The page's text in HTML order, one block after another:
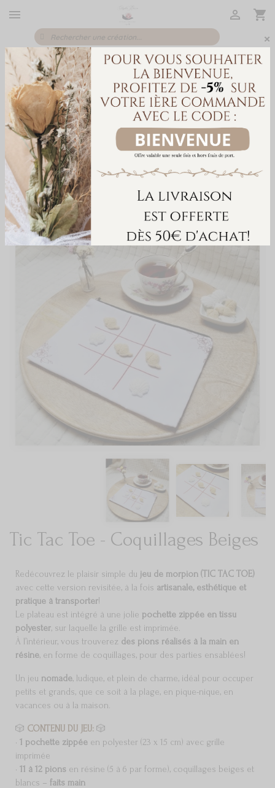
 

Tic Tac Toe - Coquillages Beiges
Redécouvrez le plaisir simple du jeu de morpion (TIC TAC TOE)
avec cette version revisitée, à la fois artisanale, esthétique et
pratique à transporter!
Le plateau est intégré à une jolie pochette zippée en tissu
polyester, sur laquelle la grille est imprimée.
À l’intérieur, vous trouverez des pions réalisés à la main en
résine, en forme de coquillages, pour des parties ensablées!
Un jeu nomade, ludique, et plein de charme, idéal pour occuper
petits et grands, que ce soit à la plage, en pique-nique, en
vacances ou à la maison.
🎲 CONTENU DU JEU: 🎲
• 1 pochette zippée en polyester (23 x 15 cm) avec grille
imprimée
• 11 à 12 pions en résine (5 à 6 par forme), coquillages beiges et
blancs – faits main
×